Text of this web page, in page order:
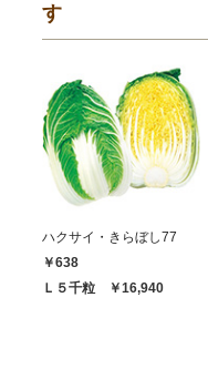
す
ハクサイ・きらぼし77
￥638
Ｌ５千粒 ￥16,940